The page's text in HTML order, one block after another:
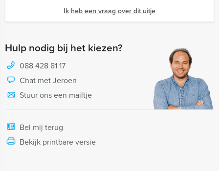
Ik heb een vraag over dit uitje
Hulp nodig bij het kiezen?
088 428 81 17
Chat met Jeroen
Stuur ons een mailtje
Bel mij terug
Bekijk printbare versie